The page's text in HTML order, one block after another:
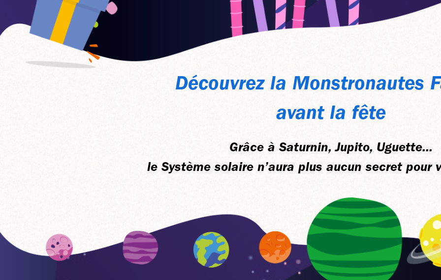
Découvrez la Monstronautes
avant la fête
Grâce à Saturnin, Jupito, Uguette...
le Système solaire n’aura plus aucun secret pour